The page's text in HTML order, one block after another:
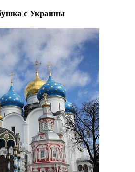
с Украины